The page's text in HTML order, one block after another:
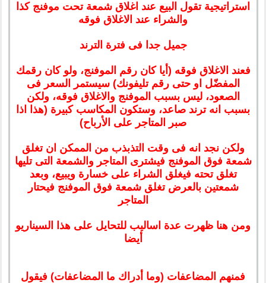
استراتيجية تقول البيع عند اغلاق شمعة تحت موفنج كذا
والشراء عند الاغلاق فوقه
جميل جدا فى فترة الترند
فعند الاغلاق فوقه (أيا كان رقم الموفنج، ولو كان رقمك
المفضّل او حتى رقم تليفونك) سيستمر السعر فى
الصعود، ليس بسبب الموفنج والاغلاق فوقه، ولكن
بسبب انه ترند صاعد، وستكون المكاسب كبيرة (هذا اذا
صبر المتاجر على الأرباح)
ولكن نجد انه فى وقت التذبذب من الممكن ان تغلق
شمعة فوق الموفنج فيشترى المتاجر والشمعة التى تليها
تغلق تحته فيغلق الشراء على خسارة ويبيع، وبعد
شمعتين بالعرض تغلق شمعة فوق الموفنج فيحتار
المتاجر
ومن هنا ظهرت عدة اساليب للتحايل على هذا السيناريو
أيضا
فمنهم المضاعفات (وما أدراك ما المضاعفات) فيقول